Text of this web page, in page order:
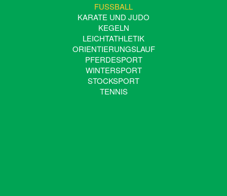
FUSSBALL
KARATE UND JUDO
KEGELN
LEICHTATHLETIK
ORIENTIERUNGSLAUF
PFERDESPORT
WINTERSPORT
STOCKSPORT
TENNIS